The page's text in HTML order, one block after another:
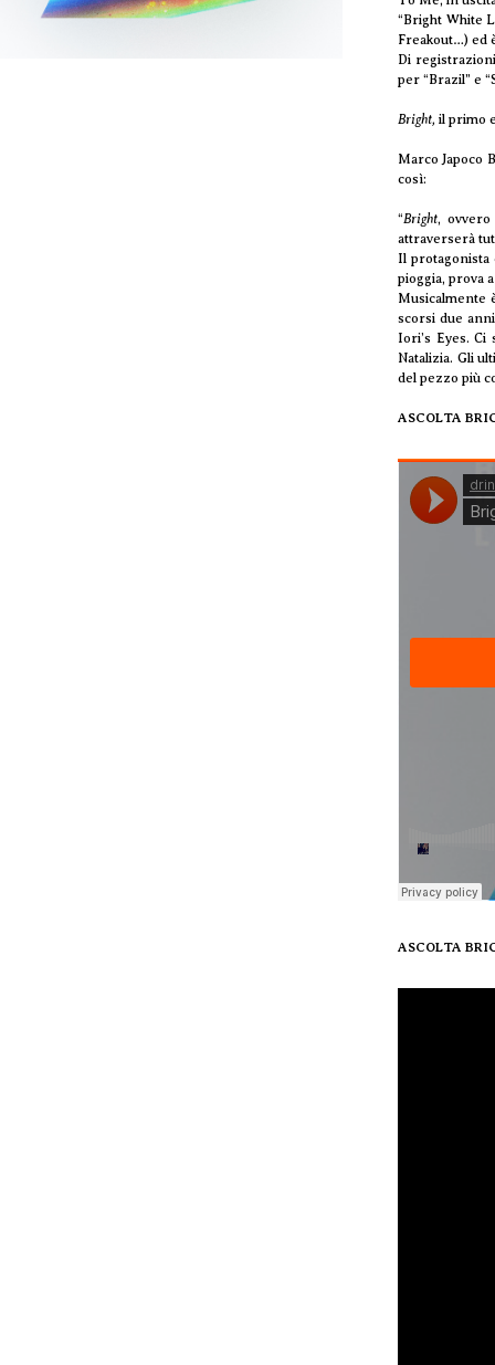
“Bright White
Freakout…) ed
Di
per “Brazil” e
Bright, il primo
Marco Japoco
così:
“Bright,
attraverserà
Il protagonista
pioggia, prova
Musicalmente
scorsi due
Iori’s Eyes.
Natalizia. Gli
del pezzo più
ASCOLTA
ASCOLTA